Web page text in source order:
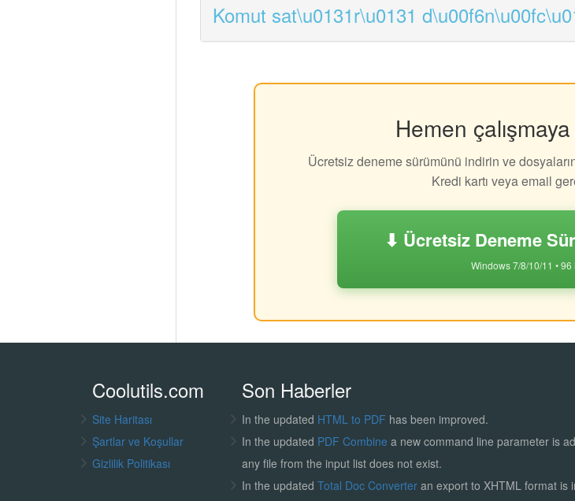
Komut sat\u0131r\u0131
Hemen
Ücretsiz deneme sürümünü indirin ve
Kredi kartı veya email
⬇ Ücretsiz Deneme
Windows 7/8/10/11 • 96
Coolutils.com
Site Haritası
Şartlar ve Koşullar
Gizlilik Politikası
Son Haberler
In the updated HTML to PDF has been improved.
In the updated PDF Combine a new command line parameter is
any file from the input list does not exist.
In the updated Total Doc Converter an export to XHTML format is